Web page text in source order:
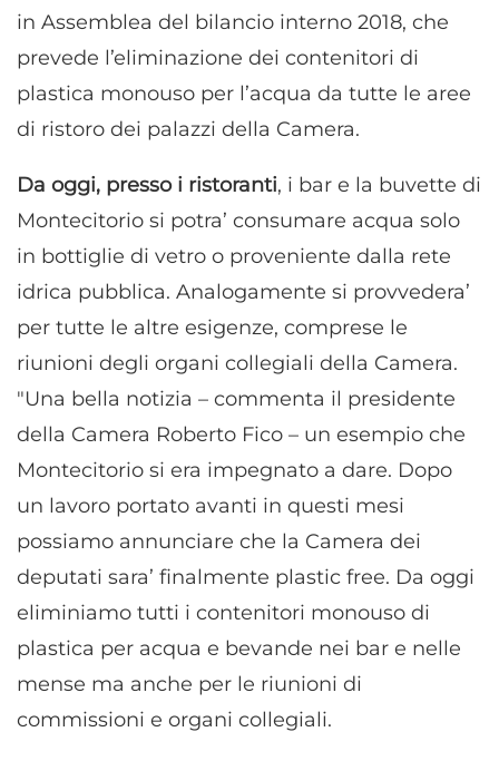
in Assemblea del bilancio interno 2018, che
prevede l’eliminazione dei contenitori di
plastica monouso per l’acqua da tutte le aree
di ristoro dei palazzi della Camera.
Da oggi, presso i ristoranti, i bar e la buvette di
Montecitorio si potra’ consumare acqua solo
in bottiglie di vetro o proveniente dalla rete
idrica pubblica. Analogamente si provvedera’
per tutte le altre esigenze, comprese le
riunioni degli organi collegiali della Camera.
"Una bella notizia – commenta il presidente
della Camera Roberto Fico – un esempio che
Montecitorio si era impegnato a dare. Dopo
un lavoro portato avanti in questi mesi
possiamo annunciare che la Camera dei
deputati sara’ finalmente plastic free. Da oggi
eliminiamo tutti i contenitori monouso di
plastica per acqua e bevande nei bar e nelle
mense ma anche per le riunioni di
commissioni e organi collegiali.